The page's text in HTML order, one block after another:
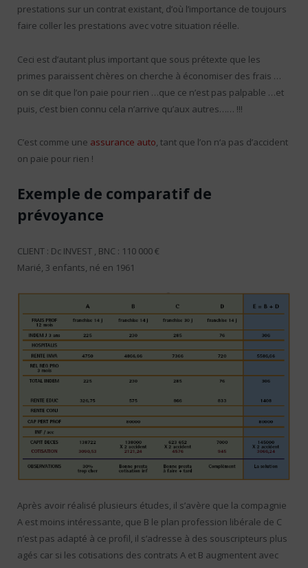
prestations sur un contrat existant, d’où l’importance de toujours
faire coller les prestations avec votre situation réelle.
Ceci est d’autant plus important que sous prétexte que les
primes paraissent chères on cherche à économiser des frais …
on se dit que l’on paie pour rien …que ce n’est pas palpable …et
puis, c’est bien connu cela n’arrive qu’aux autres…… !!!
C’est comme une assurance auto, tant que l’on n‘a pas d’accident
on paie pour rien !
Exemple de comparatif de
prévoyance
CLIENT : Dc INVEST , BNC : 110 000 €
Marié, 3 enfants, né en 1961
Après avoir réalisé plusieurs études, il s’avère que la compagnie
A est moins intéressante, que B le plan profession libérale de C
n’est pas adapté à ce profil, il s’adresse à des souscripteurs plus
agés car si les cotisations des contrats A et B augmentent avec